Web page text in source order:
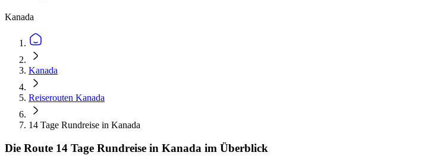
Kanada
Kanada
Reiserouten Kanada
14 Tage Rundreise in Kanada
Die Route 14 Tage Rundreise in Kanada im Überblick